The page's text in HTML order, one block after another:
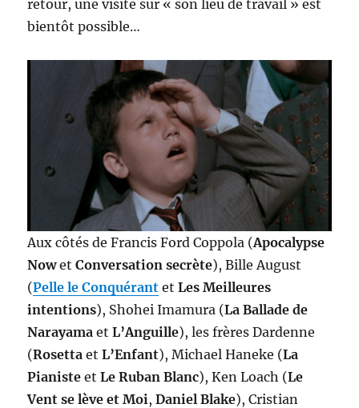
retour, une visite sur « son lieu de travail » est
bientôt possible…
Aux côtés de Francis Ford Coppola (Apocalypse
NowetConversation secrète), Bille August
(Pelle le Conquérant etLes Meilleures
intentions), Shohei Imamura (La Ballade de
Narayama etL’Anguille), les frères Dardenne
(Rosetta etL’Enfant), Michael Haneke (La
Pianiste etLe Ruban Blanc), Ken Loach (Le
Vent se lève et Moi ,Daniel Blake), Cristian